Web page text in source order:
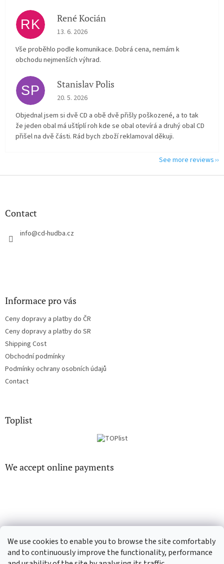
We use cookies to enable you to browse the site comfortably
and to continuously improve the functionality, performance
RK René Kocián
The store rating is 5 out of 5 stars.
13. 6. 2026
Vše proběhlo podle komunikace. Dobrá cena, nemám k
obchodu nejmenších výhrad.
SP Stanislav Polis
The store rating is 2 out of 5 stars.
20. 5. 2026
Objednal jsem si dvě CD a obě dvě přišly poškozené, a to tak
že jeden obal má uštíplí roh kde se obal otevírá a druhý obal CD
přišel na dvě části. Rád bych zboží reklamoval děkuji.
See more reviews
F
Contact
info@cd-hudba.cz
Informace pro vás
Ceny dopravy a platby do ČR
Ceny dopravy a platby do SR
Shipping Cost
Obchodní podmínky
Podmínky ochrany osobních údajů
Contact
Toplist
We accept online payments